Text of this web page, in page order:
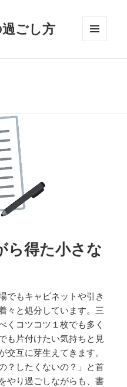
ごし方
ら得た小さな
でもキャビネットや引き
々と処分しています。三
くコツコツ１枚でも多く
も片付けたい気持ちと見
交互に芽生えてきます。
？したくないの？」と首
やり過ごしながらも、書